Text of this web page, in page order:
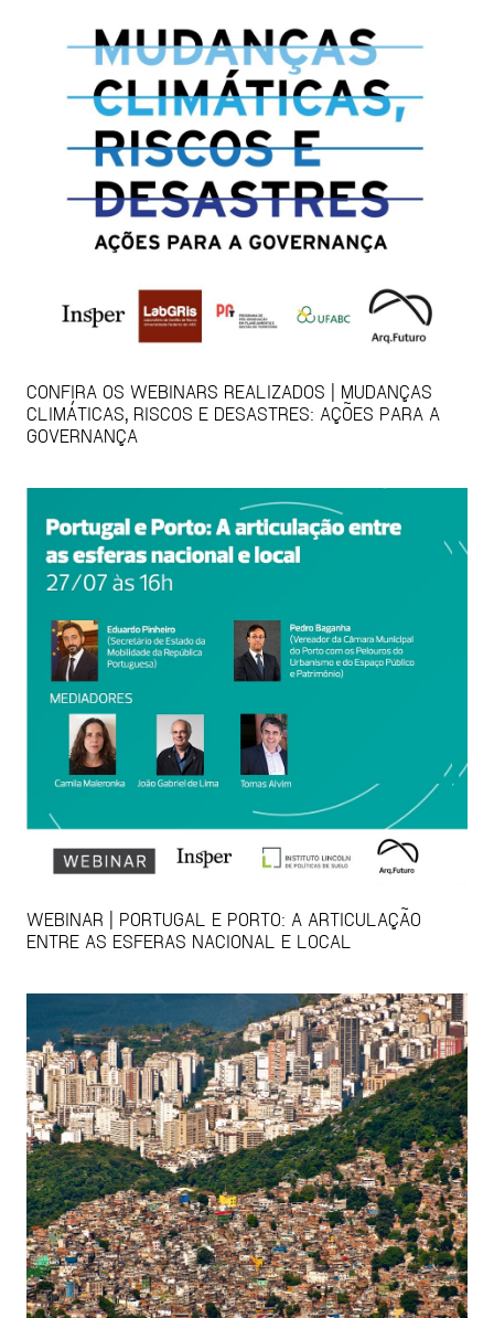
CONFIRA OS WEBINARS REALIZADOS | MUDANÇAS
CLIMÁTICAS, RISCOS E DESASTRES: AÇÕES PARA A
GOVERNANÇA
WEBINAR | PORTUGAL E PORTO: A ARTICULAÇÃO
ENTRE AS ESFERAS NACIONAL E LOCAL